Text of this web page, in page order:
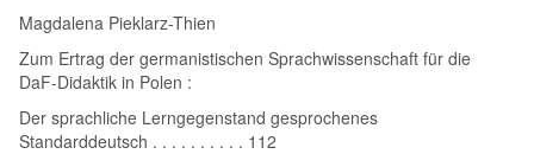
Magdalena Pieklarz-Thien
Zum Ertrag der germanistischen Sprachwissenschaft für die
DaF-Didaktik in Polen :
Der sprachliche Lerngegenstand gesprochenes
Standarddeutsch . . . . . . . . . . 112